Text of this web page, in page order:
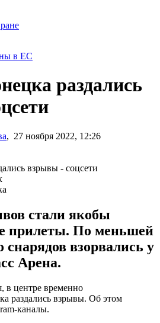
в ЕС
раздались
, 27 ноября 2022, 12:26
стали якобы
прилеты. По меньшей
снарядов взорвались у
Арена.
в центре временно
раздались взрывы. Об этом
каналы.